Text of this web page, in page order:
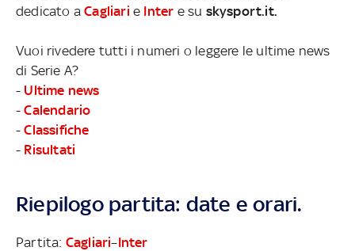
dedicato aCagliari e Inter e su skysport.it.
Vuoi rivedere tutti i numeri o leggere le ultime news
di Serie A?
- Ultime news
-Calendario
-Classifiche
- Risultati
Riepilogo partita: date e orari.
Partita: Cagliari–Inter